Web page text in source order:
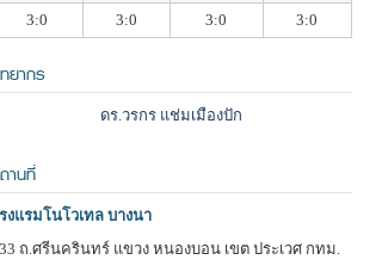
3:0 3:0 3:0 3:0
ยากร
ดร.วรกร แช่มเมืองปัก
านที่
งแรมโนโวเทล บางนา
ถ.ศรีนครินทร์ แขวง หนองบอน เขต ประเวศ กทม.